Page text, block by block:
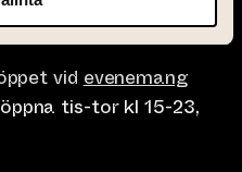
4, 20700 Åbo
vid evenemang
tis-tor kl 15-23,